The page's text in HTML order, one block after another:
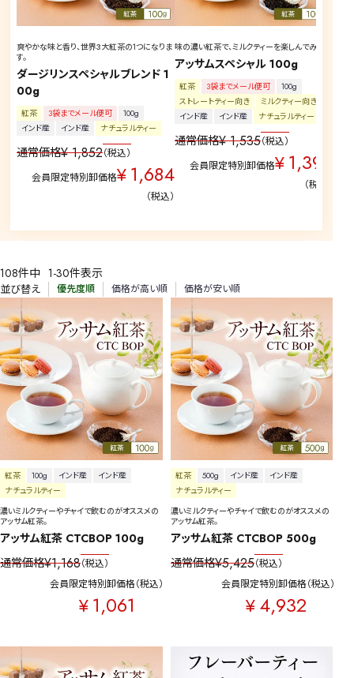
爽やかな味と香り、世界3大紅茶の1つになりま
す。
ダージリンスペシャルブレンド 1
00g
紅茶 3袋までメール便可
100g
インド産
インド産 ナチュラルティー
通常価格¥ 1,852 税込
会員限定特別卸価格¥1,684
税込
味の濃い紅茶で、ミルクティーを楽しんでみては
アッサムスペシャル 100g
紅茶 3袋までメール便可
100g
ストレートティー向き
ミルクティー向き
インド産
インド産 ナチュラルティー
通常価格¥ 1,535 税込
会員限定特別卸価格¥1,396
税込
並び替え 優先度順 価格が高い順 価格が安い順
108件中 1-30件表示
紅茶 100g インド産
インド産
ナチュラルティー
濃いミルクティーやチャイで飲むのがオススメの
アッサム紅茶。
アッサム紅茶 CTCBOP 100g
通常価格¥1,168 税込
会員限定特別卸価格
¥1,061
税込
紅茶 500g インド産
インド産
ナチュラルティー
濃いミルクティーやチャイで飲むのがオススメの
アッサム紅茶。
アッサム紅茶 CTCBOP 500g
通常価格¥5,425 税込
会員限定特別卸価格
¥4,932
税込